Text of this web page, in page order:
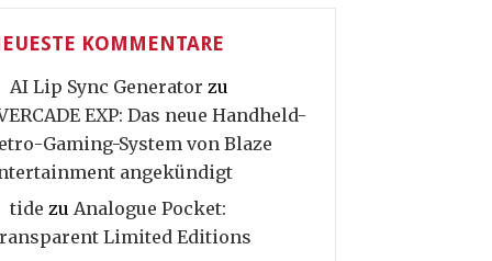
KOMMENTARE
AI Lip Sync Generator zu
EXP: Das neue Handheld-
Gaming-System von Blaze
angekündigt
tide zu Analogue Pocket:
Limited Editions